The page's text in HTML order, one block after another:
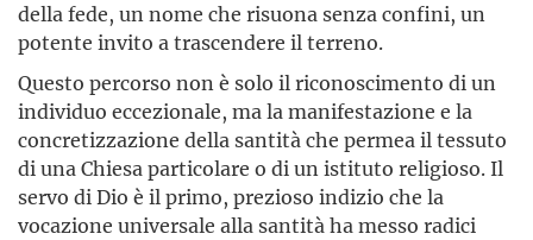
della fede, un nome che risuona senza confini, un
potente invito a trascendere il terreno.
Questo percorso non è solo il riconoscimento di un
individuo eccezionale, ma la manifestazione e la
concretizzazione della santità che permea il tessuto
di una Chiesa particolare o di un istituto religioso. Il
servo di Dio è il primo, prezioso indizio che la
vocazione universale alla santità ha messo radici